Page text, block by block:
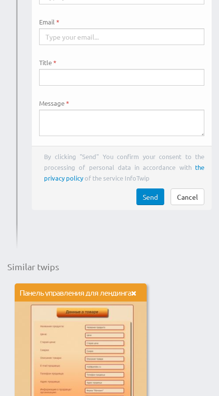
Email
Title
Message
By clicking "Send" You confirm your consent to the
processing of personal data in accordance with the
privacy policyof the service InfoTwip
Send Cancel
Similar twips
Панель управления для лендинга